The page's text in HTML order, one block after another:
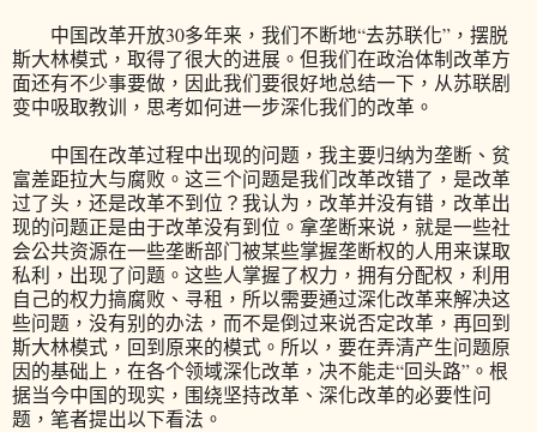
中国改革开放30多年来，我们不断地“去苏联化”，摆脱
斯大林模式，取得了很大的进展。但我们在政治体制改革方
面还有不少事要做，因此我们要很好地总结一下，从苏联剧
变中吸取教训，思考如何进一步深化我们的改革。
中国在改革过程中出现的问题，我主要归纳为垄断、贫
富差距拉大与腐败。这三个问题是我们改革改错了，是改革
过了头，还是改革不到位？我认为，改革并没有错，改革出
现的问题正是由于改革没有到位。拿垄断来说，就是一些社
会公共资源在一些垄断部门被某些掌握垄断权的人用来谋取
私利，出现了问题。这些人掌握了权力，拥有分配权，利用
自己的权力搞腐败、寻租，所以需要通过深化改革来解决这
些问题，没有别的办法，而不是倒过来说否定改革，再回到
斯大林模式，回到原来的模式。所以，要在弄清产生问题原
因的基础上，在各个领域深化改革，决不能走“回头路”。根
据当今中国的现实，围绕坚持改革、深化改革的必要性问
题，笔者提出以下看法。